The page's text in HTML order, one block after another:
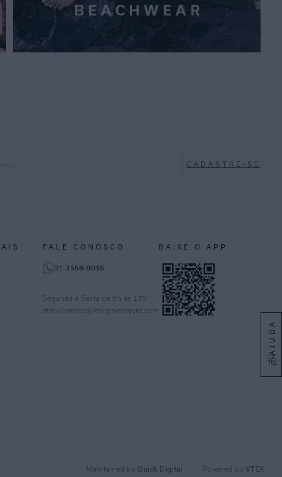
AJUDA
CADASTRE-SE
FALE CONOSCO
21 3558-0036
Segunda a Sexta de 9h às 17h
atendimento@lennyniemeyer.com
BAIXE O APP
Maintained by Quick Digital Powered by VTEX